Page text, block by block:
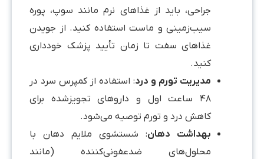
جراحی، باید از غذاهای نرم مانند سوپ، پوره
سیب‌زمینی و ماست استفاده کنید. از جویدن
غذاهای سفت تا زمان تأیید پزشک خودداری
مدیریت تورم و درد: استفاده از کمپرس سرد در
۴۸ ساعت اول و داروهای تجویزشده برای
کاهش درد و تورم توصیه می‌شود.
بهداشت دهان: شستشوی ملایم دهان با
محلول‌های ضدعفونی‌کننده (مانند